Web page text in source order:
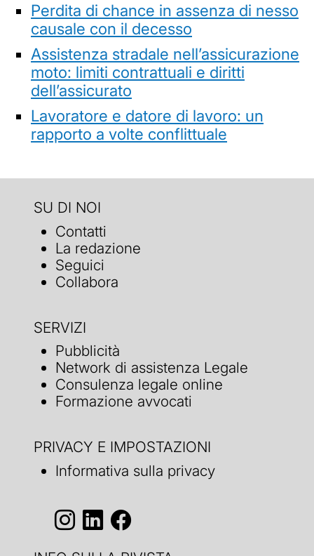
Perdita di chance in assenza di nesso
causale con il decesso
Assistenza stradale nell’assicurazione
moto: limiti contrattuali e diritti
dell’assicurato
Lavoratore e datore di lavoro: un
rapporto a volte conflittuale
SU DI NOI
Contatti
La redazione
Seguici
Collabora
SERVIZI
Pubblicità
Network di assistenza Legale
Consulenza legale online
Formazione avvocati
PRIVACY E IMPOSTAZIONI
Informativa sulla privacy